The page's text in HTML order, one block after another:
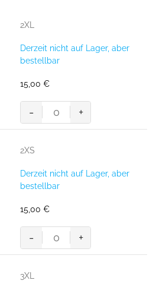
2XL
Derzeit nicht auf Lager, aber
bestellbar
15,00 €
HAKRO
T-
MIKRALINAR®
GRS
royalblau
Menge
- +
2XS
Derzeit nicht auf Lager, aber
bestellbar
15,00 €
HAKRO
T-
MIKRALINAR®
- +
3XL